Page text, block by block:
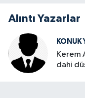
Alıntı Yazarlar
KONUK
Kerem
dahi